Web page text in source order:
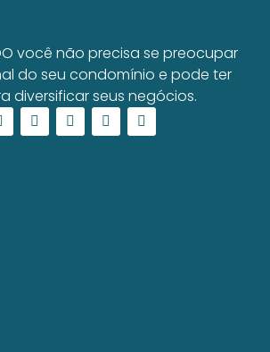
você não precisa se preocupar
do seu condomínio e pode ter
diversificar seus negócios.